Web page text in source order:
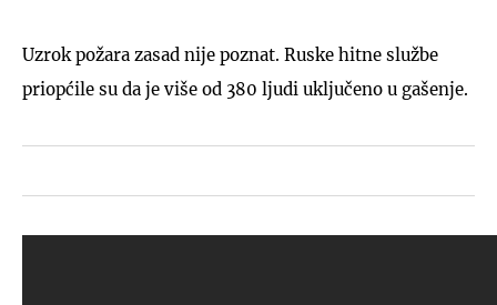
Uzrok požara zasad nije poznat. Ruske hitne službe
priopćile su da je više od 380 ljudi uključeno u gašenje.